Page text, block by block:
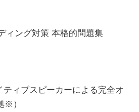
ィング対策 本格的問題集
ィブスピーカーによる完全オ
※）